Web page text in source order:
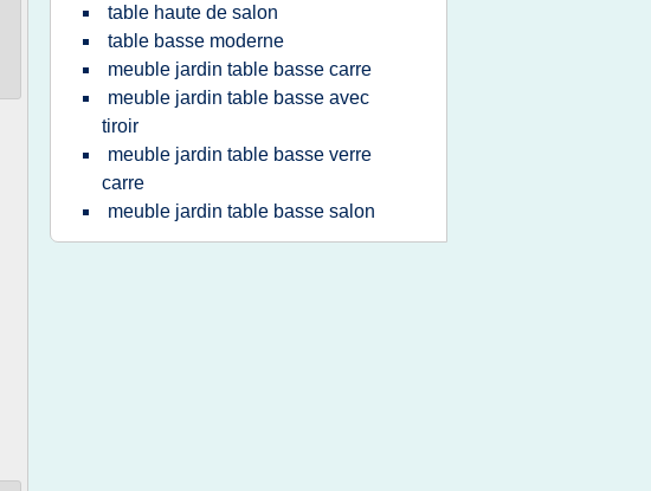
table haute de salon
table basse moderne
meuble jardin table basse carre
meuble jardin table basse avec
tiroir
meuble jardin table basse verre
carre
meuble jardin table basse salon